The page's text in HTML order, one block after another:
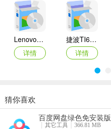
Lenovo联想 Ideapad Z465/Z565系列笔记本 声卡驱动
详情
捷波TI61AG-A主板BIOS
详情
奥睿科PAS3062-2E/PAS3062-2S/PAS3064-2S2E系列扩展卡驱动
详情
Canon佳能 PowerShot A310 WIA驱动
详情
猜你喜欢
百度网盘绿色免安装版
其它工具
366.81 MB